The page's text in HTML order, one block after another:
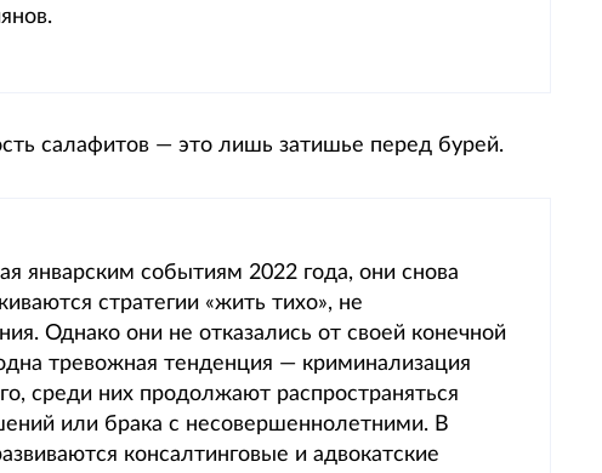
салафитов — это лишь затишье перед бурей.
январским событиям 2022 года, они снова
стратегии «жить тихо», не
Однако они не отказались от своей конечной
тревожная тенденция — криминализация
среди них продолжают распространяться
или брака с несовершеннолетними. В
консалтинговые и адвокатские